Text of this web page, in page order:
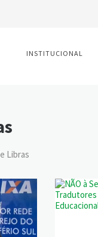
INSTITUCIONAL
Libras